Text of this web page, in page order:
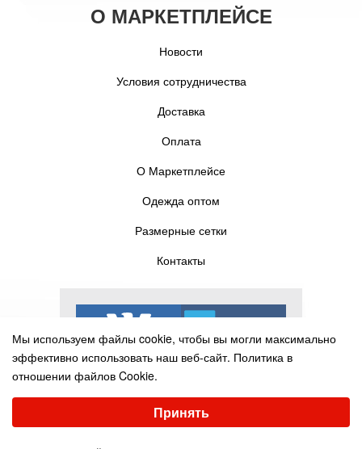
О МАРКЕТПЛЕЙСЕ
Новости
Условия сотрудничества
Доставка
Оплата
О Маркетплейсе
Одежда оптом
Размерные сетки
Контакты
Мы используем файлы cookie, чтобы вы могли максимально
эффективно использовать наш веб-сайт. Политика в
отношении файлов Cookie.
Принять